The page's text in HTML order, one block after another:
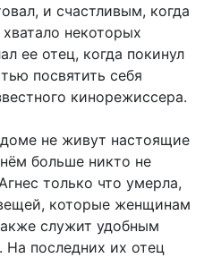
и счастливым, когда
некоторых
ее отец, когда покинул
посвятить себя
кинорежиссера.
не живут настоящие
больше никто не
только что умерла,
которые женщинам
служит удобным
последних их отец